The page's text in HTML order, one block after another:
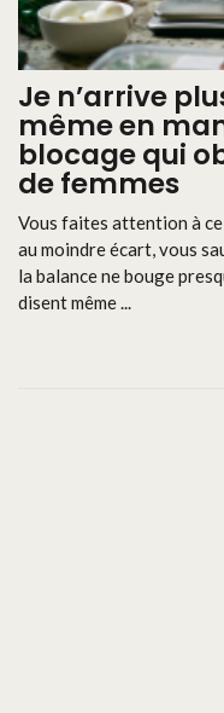
Je n’arrive
même en
blocage qui
de femmes
Vous faites attention à
au moindre écart, vous
la balance ne bouge
disent même ...